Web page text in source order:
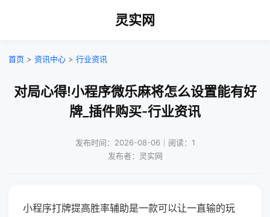
灵实网
首页 > 资讯中心 > 行业资讯
对局心得!小程序微乐麻将怎么设置能有好
牌_插件购买-行业资讯
发布时间：2026-08-06｜阅读：1
发布者：灵实网
小程序打牌提高胜率辅助是一款可以让一直输的玩